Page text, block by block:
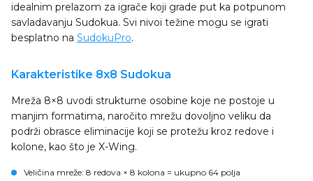
idealnim prelazom za igrače koji grade put ka potpunom
savladavanju Sudokua. Svi nivoi težine mogu se igrati
besplatno na SudokuPro.
Karakteristike 8x8 Sudokua
Mreža 8×8 uvodi strukturne osobine koje ne postoje u
manjim formatima, naročito mrežu dovoljno veliku da
podrži obrasce eliminacije koji se protežu kroz redove i
kolone, kao što je X-Wing.
Veličina mreže: 8 redova × 8 kolona = ukupno 64 polja